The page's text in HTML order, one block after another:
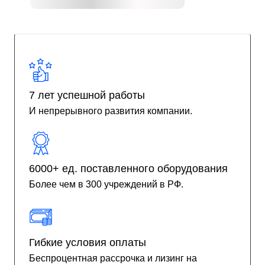
7 лет успешной работы
И непрерывного развития компании.
6000+ ед. поставленного оборудования
Более чем в 300 учреждений в РФ.
Гибкие условия оплаты
Беспроцентная рассрочка и лизинг на